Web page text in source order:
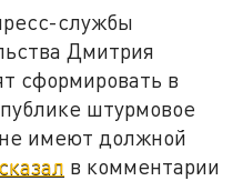
службы
Дмитрия
сформировать в
штурмовое
имеют должной
сказал в комментарии